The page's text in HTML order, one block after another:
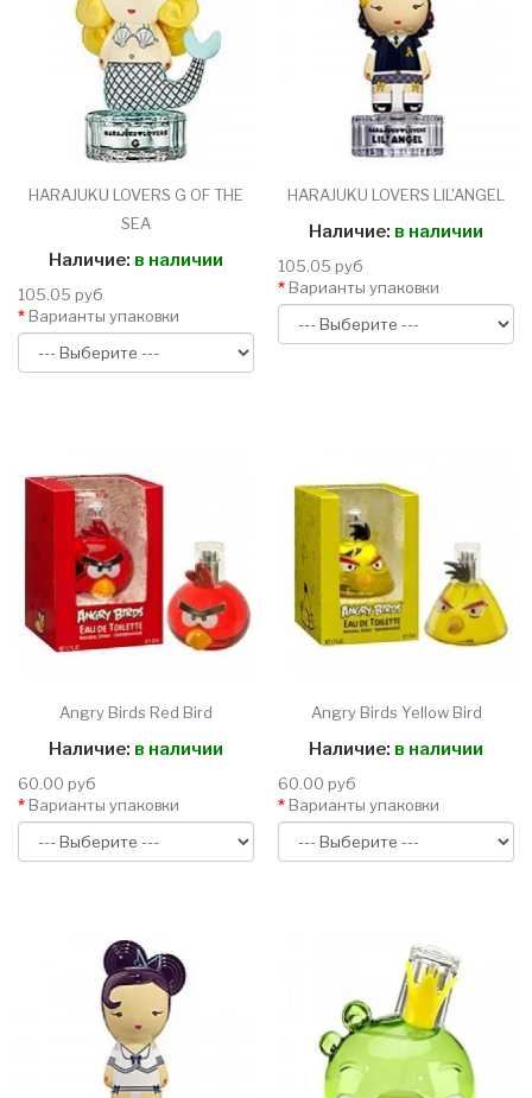
HARAJUKU LOVERS G OF THE
SEA
Наличие: в наличии
105.05 руб
Варианты упаковки
HARAJUKU LOVERS LIL'ANGEL
Наличие: в наличии
105.05 руб
Варианты упаковки
Angry Birds Red Bird
Наличие: в наличии
60.00 руб
Варианты упаковки
Angry Birds Yellow Bird
Наличие: в наличии
60.00 руб
Варианты упаковки